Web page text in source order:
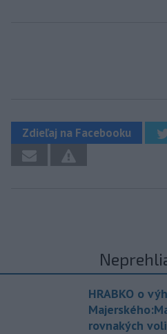
Zdieľaj na Facebooku
HRABKO o
rovnakých